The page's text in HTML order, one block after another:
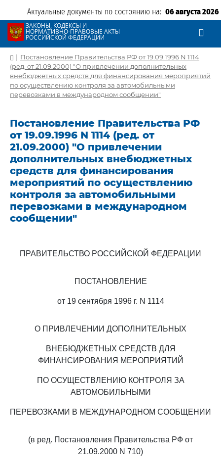
Актуальные документы по состоянию на: 06 августа 2026
ЗАКОНЫ, КОДЕКСЫ И
НОРМАТИВНО-ПРАВОВЫЕ АКТЫ
РОССИЙСКОЙ ФЕДЕРАЦИИ
| Постановление Правительства РФ от 19.09.1996 N 1114
(ред. от 21.09.2000) "О привлечении дополнительных
внебюджетных средств для финансирования мероприятий
по осуществлению контроля за автомобильными
перевозками в международном сообщении"
Постановление Правительства РФ
от 19.09.1996 N 1114 (ред. от
21.09.2000) "О привлечении
дополнительных внебюджетных
средств для финансирования
мероприятий по осуществлению
контроля за автомобильными
перевозками в международном
сообщении"
ПРАВИТЕЛЬСТВО РОССИЙСКОЙ ФЕДЕРАЦИИ
ПОСТАНОВЛЕНИЕ
от 19 сентября 1996 г. N 1114
О ПРИВЛЕЧЕНИИ ДОПОЛНИТЕЛЬНЫХ
ВНЕБЮДЖЕТНЫХ СРЕДСТВ ДЛЯ
ФИНАНСИРОВАНИЯ МЕРОПРИЯТИЙ
ПО ОСУЩЕСТВЛЕНИЮ КОНТРОЛЯ ЗА
АВТОМОБИЛЬНЫМИ
ПЕРЕВОЗКАМИ В МЕЖДУНАРОДНОМ СООБЩЕНИИ
(в ред. Постановления Правительства РФ от
21.09.2000 N 710)